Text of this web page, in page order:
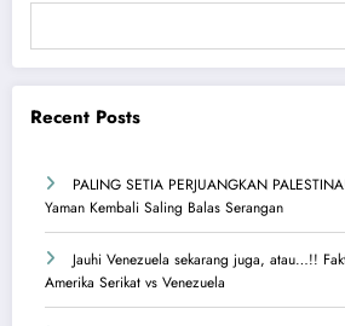
Recent Posts
PALING SETIA PERJUANGKAN
Yaman Kembali Saling Balas Serangan
Jauhi Venezuela sekarang juga, atau…!!
Amerika Serikat vs Venezuela